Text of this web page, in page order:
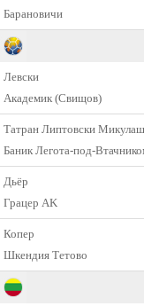
Барановичи
Левски
Академик (Свищов)
Татран Липтовски Микулаш
Баник Легота-под-
Дьёр
Грацер AK
Копер
Шкендия Тетово